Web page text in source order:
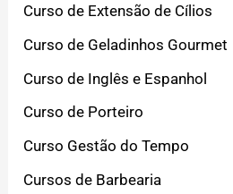
Curso de Extensão de Cílios
Curso de Geladinhos Gourmet
Curso de Inglês e Espanhol
Curso de Porteiro
Curso Gestão do Tempo
Cursos de Barbearia